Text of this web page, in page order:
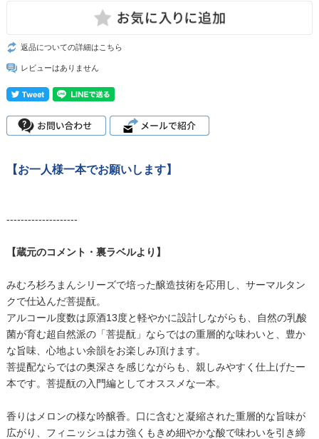
返品についての詳細はこちら
レビューはありません
【お一人様一本でお願いします】
--------------------
【蔵元のコメント・裏ラベルより】
みむろ杉ろまんシリーズで培った醸造技術を応用し、サーマルタン
クで仕込んだ菩提酛。
アルコール度数は原酒13度と軽やかに設計しながらも、自然の乳酸
菌が育む超自然派の「菩提酛」ならではの重層的な味わいと、豊か
な旨味、心地よい余韻をお楽しみ頂けます。
菩提配ならではの奥深さを感じながらも、親しみやすく仕上げたー
本です。菩提酛の入門編としてオススメな一本。
香りはメロンの様な吟醸香。口に含むと凝縮された重層的な旨味が
広がり、フィニッシュはカ強くもきめ細やかな酸で味わいを引き締